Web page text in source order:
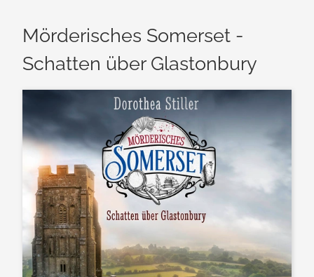
Mörderisches Somerset -
Schatten über Glastonbury